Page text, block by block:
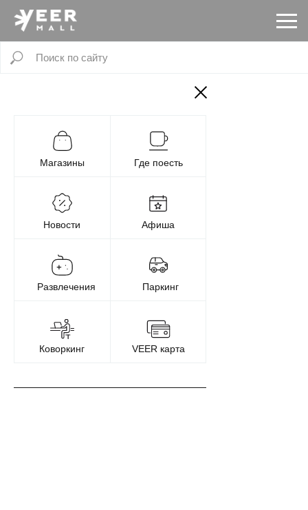
Магазины Где поесть
Новости
Паркинг
Афиша
Развлечения
VEER карта
Коворкинг